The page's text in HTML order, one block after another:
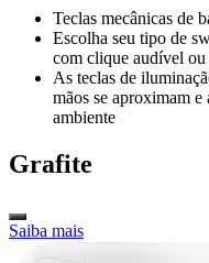
Teclas mecânicas de
Escolha seu tipo de
com clique audível
As teclas de
mãos se aproximam e
ambiente
Grafite
Saiba mais